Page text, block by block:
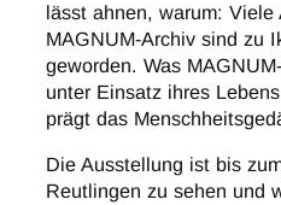
lässt ahnen, warum: Viele
MAGNUM-Archiv sind zu
geworden. Was
unter Einsatz ihres
prägt das
Die Ausstellung ist bis
Reutlingen zu sehen und